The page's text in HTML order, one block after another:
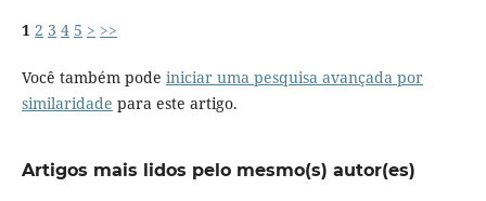
1 2 3 4 5 > >>
Você também pode iniciar uma pesquisa avançada por
similaridade para este artigo.
Artigos mais lidos pelo mesmo(s) autor(es)